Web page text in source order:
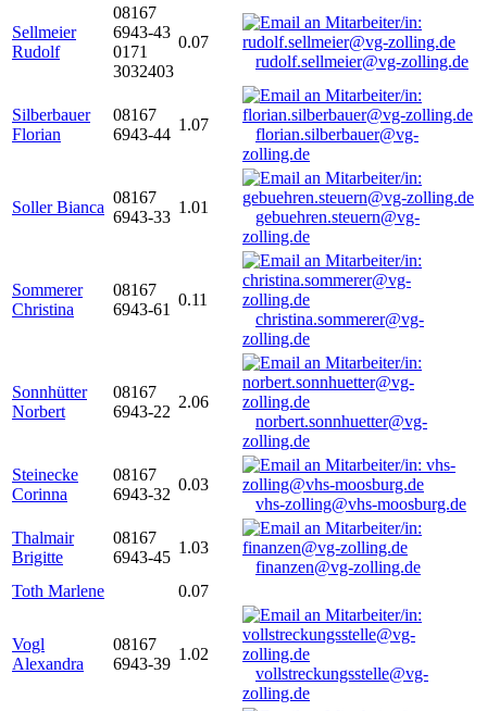
Sellmeier
Rudolf
08167
6943-43
0171
3032403
0.07
rudolf.sellmeier@vg-zolling.de
Silberbauer
Florian
08167
6943-44
1.07
florian.silberbauer@vg-
zolling.de
Soller Bianca
08167
6943-33
1.01
gebuehren.steuern@vg-
zolling.de
Sommerer
Christina
08167
6943-61
0.11
christina.sommerer@vg-
zolling.de
Sonnhütter
Norbert
08167
6943-22
2.06
norbert.sonnhuetter@vg-
zolling.de
Steinecke
Corinna
08167
6943-32
0.03
vhs-zolling@vhs-moosburg.de
Thalmair
Brigitte
08167
6943-45
1.03
finanzen@vg-zolling.de
Toth Marlene
0.07
Vogl
Alexandra
08167
6943-39
1.02
vollstreckungsstelle@vg-
zolling.de